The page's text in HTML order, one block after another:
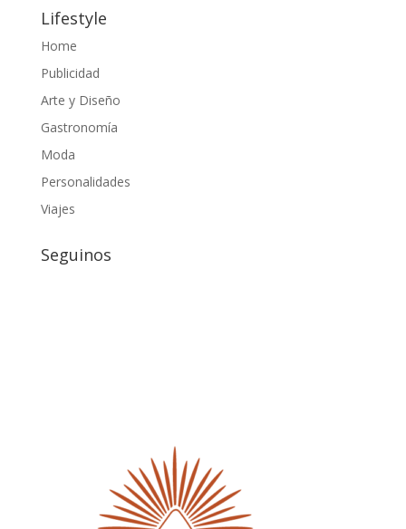
Lifestyle
Home
Publicidad
Arte y Diseño
Gastronomía
Moda
Personalidades
Viajes
Seguinos